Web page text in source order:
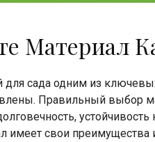
Материал
сада одним из
Правильный выбор
имеет свои преимущества